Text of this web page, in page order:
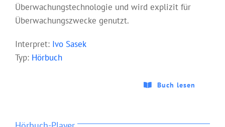
Überwachungstechnologie und wird explizit für
Überwachungszwecke genutzt.
Interpret: Ivo Sasek
Typ: Hörbuch
Buch lesen